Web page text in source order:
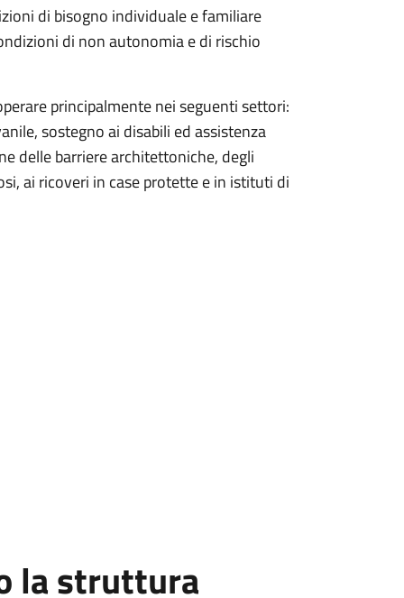
di bisogno individuale e familiare
di non autonomia e di rischio
principalmente nei seguenti settori:
sostegno ai disabili ed assistenza
delle barriere architettoniche, degli
ai ricoveri in case protette e in istituti di
la struttura